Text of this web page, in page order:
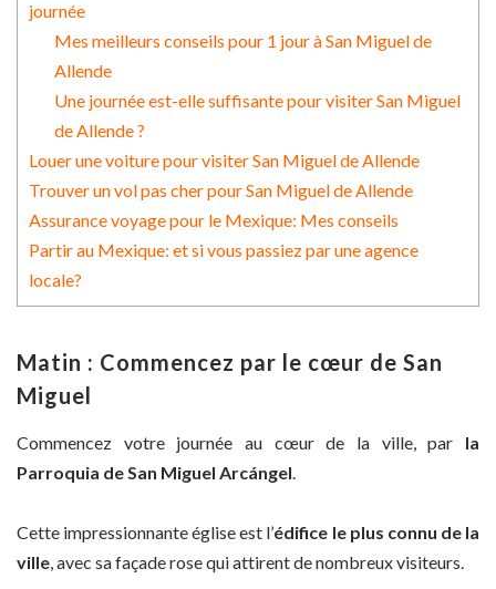
journée
Mes meilleurs conseils pour 1 jour à San Miguel de
Allende
Une journée est-elle suffisante pour visiter San Miguel
de Allende ?
Louer une voiture pour visiter San Miguel de Allende
Trouver un vol pas cher pour San Miguel de Allende
Assurance voyage pour le Mexique: Mes conseils
Partir au Mexique: et si vous passiez par une agence
locale?
Matin : Commencez par le cœur de San
Miguel
Commencez votre journée au cœur de la ville, par la
Parroquia de San Miguel Arcángel.
Cette impressionnante église est l’édifice le plus connu de la
ville, avec sa façade rose qui attirent de nombreux visiteurs.